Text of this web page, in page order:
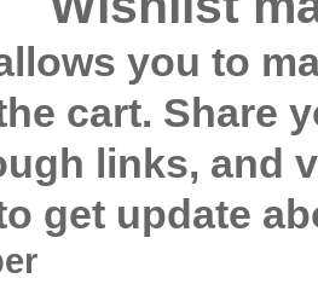
you to
cart. Share
links, and
get update